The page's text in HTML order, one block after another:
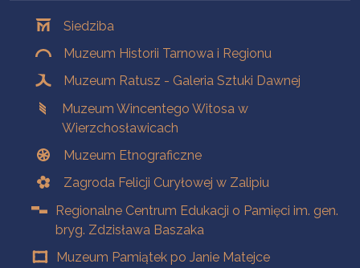
Siedziba
Muzeum Historii Tarnowa i Regionu
Muzeum Ratusz - Galeria Sztuki Dawnej
Muzeum Wincentego Witosa w
Wierzchosławicach
Muzeum Etnograficzne
Zagroda Felicji Curyłowej w Zalipiu
Regionalne Centrum Edukacji o Pamięci im. gen.
bryg. Zdzisława Baszaka
Muzeum Pamiątek po Janie Matejce